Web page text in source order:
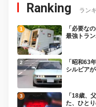
Ranking ラン
「必要な
最強トラ
「昭和63
シルビア
「18歳、
た、ひと